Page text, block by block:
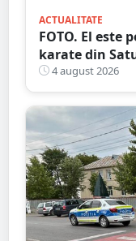
ACTUALITATE
FOTO. El este
karate din
intimă asupra
4 august 2026